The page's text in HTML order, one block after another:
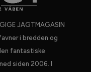
JAGTMAGASIN
i bredden og
fantastiske
siden 2006. I